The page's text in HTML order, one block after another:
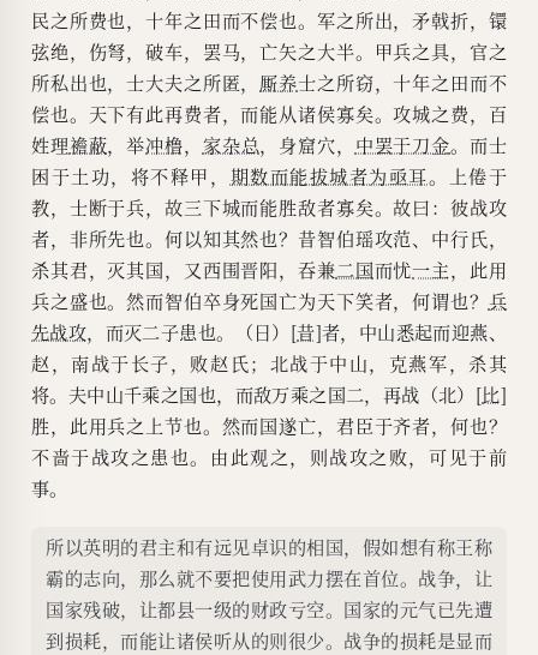
民之所费也，十年之田而不偿也。军之所出，矛戟折，镮
弦绝，伤弩，破车，罢马，亡矢之大半。甲兵之具，官之
所私出也，士大夫之所匿， 厮养士之所窃，十年之田而不
偿也。天下有此再费者，而能从诸侯寡矣。攻城之费，百
姓理襜蔽，举冲橹， 家杂总，身窟穴， 中罢于刀金。而士
困于土功，将不释甲， 期数而能拔城者为亟耳。上倦于
教，士断于兵，故三下城而能胜敌者寡矣。故曰：彼战攻
者，非所先也。何以知其然也？昔智伯瑶攻范、中行氏，
杀其君，灭其国，又西围晋阳，吞兼二国而忧一主，此用
兵之盛也。然而智伯卒身死国亡为天下笑者，何谓也？ 兵
先战攻，而灭二子患也。（日）[昔]者，中山悉起而迎燕、
赵，南战于长子，败赵氏；北战于中山，克燕军，杀其
将。夫中山千乘之国也，而敌万乘之国二，再战（北）[比]
胜，此用兵之上节也。然而国遂亡，君臣于齐者，何也？
不啬于战攻之患也。由此观之，则战攻之败，可见于前
事。
所以英明的君主和有远见卓识的相国，假如想有称王称
霸的志向，那么就不要把使用武力摆在首位。战争，让
国家残破，让都县一级的财政亏空。国家的元气已先遭
到损耗，而能让诸侯听从的则很少。战争的损耗是显而